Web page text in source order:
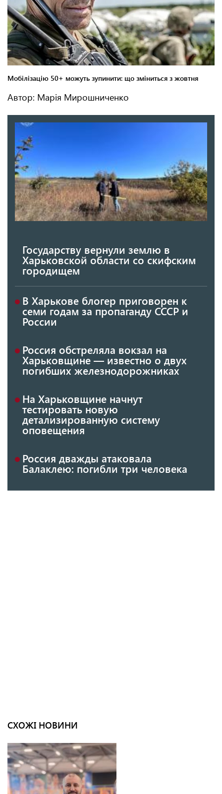
Автор: Марія Мирошниченко
Государству вернули землю в
Харьковской области со скифским
городищем
В Харькове блогер приговорен к
семи годам за пропаганду СССР и
России
Россия обстреляла вокзал на
Харьковщине — известно о двух
погибших железнодорожниках
На Харьковщине начнут
тестировать новую
детализированную систему
оповещения
Россия дважды атаковала
Балаклею: погибли три человека
СХОЖІ НОВИНИ